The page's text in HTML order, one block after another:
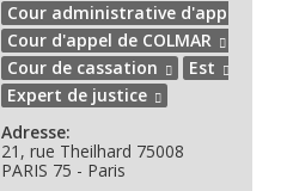
Cour administrative d'appel de
Cour d'appel de COLMAR
Cour de cassation
Est
Expert de justice
Adresse:
21, rue Theilhard 75008
PARIS 75 - Paris